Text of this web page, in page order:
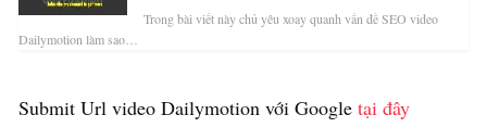
Trong bài viết này chủ yêu xoay quanh vấn đề SEO video
Dailymotion làm sao…
Submit Url video Dailymotion với Google tại đây